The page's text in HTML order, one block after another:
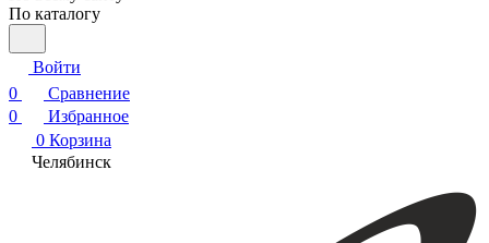
По каталогу
Войти
0
Сравнение
0
Избранное
0 Корзина
Челябинск